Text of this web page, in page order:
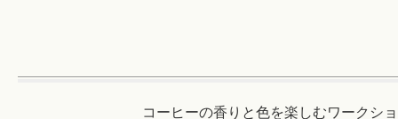
コーヒーの香りと色を楽しむワークシ